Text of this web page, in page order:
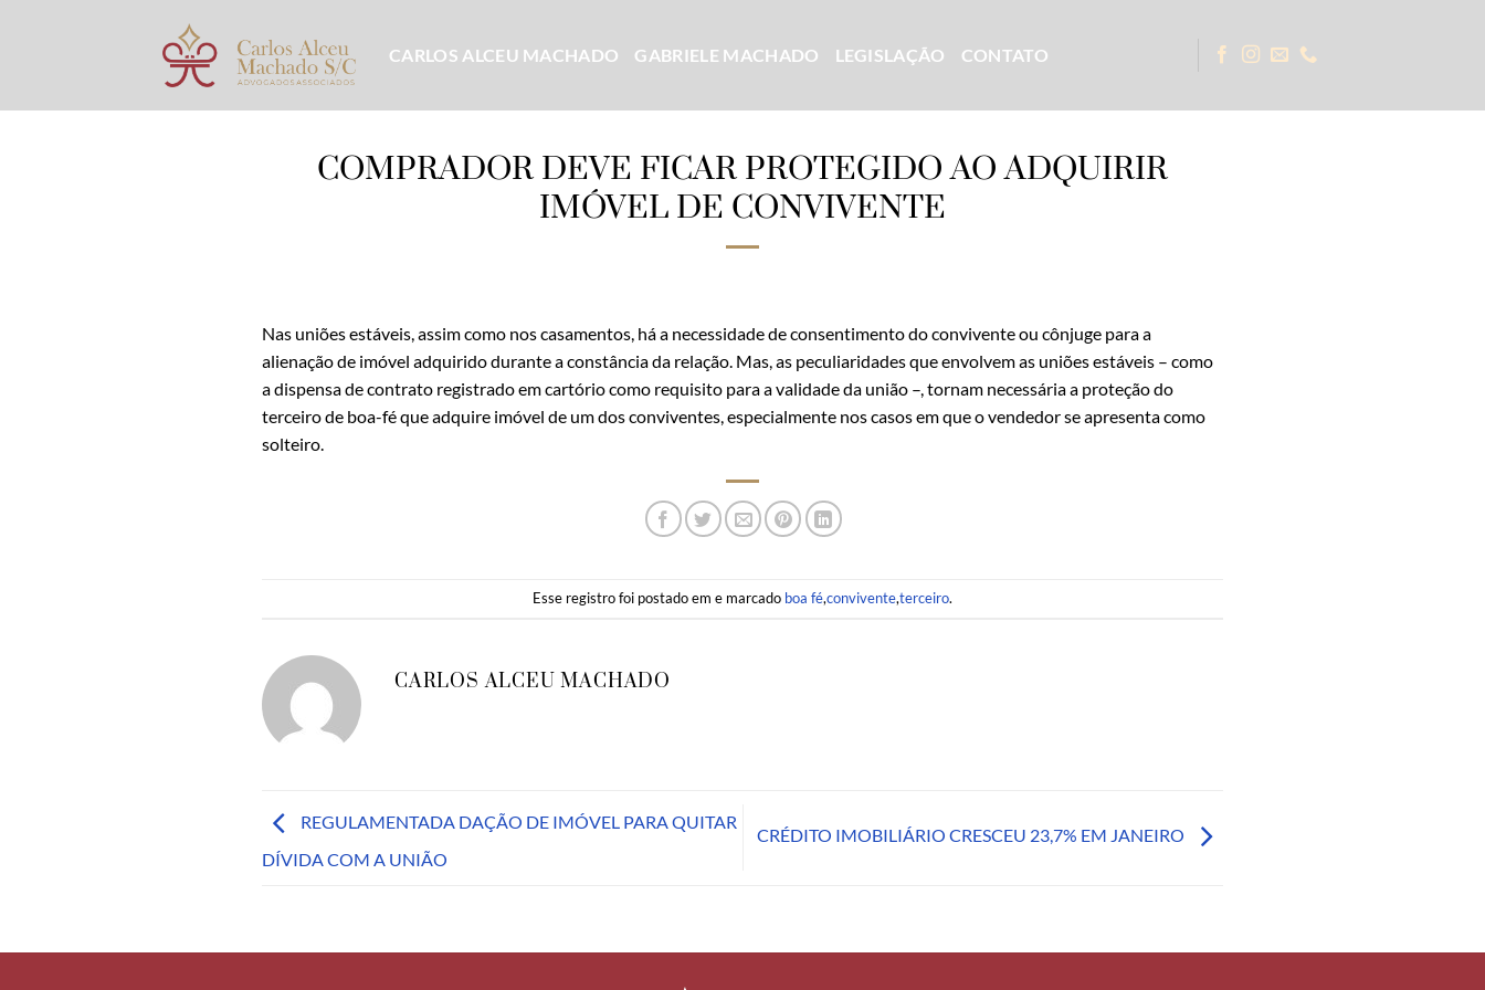
CARLOS ALCEU MACHADO GABRIELE MACHADO LEGISLAÇÃO CONTATO
COMPRADOR DEVE FICAR PROTEGIDO AO ADQUIRIR
IMÓVEL DE CONVIVENTE
Nas uniões estáveis, assim como nos casamentos, há a necessidade de consentimento do convivente ou cônjuge para a
alienação de imóvel adquirido durante a constância da relação. Mas, as peculiaridades que envolvem as uniões estáveis – como
a dispensa de contrato registrado em cartório como requisito para a validade da união –, tornam necessária a proteção do
terceiro de boa-fé que adquire imóvel de um dos conviventes, especialmente nos casos em que o vendedor se apresenta como
solteiro.
Esse registro foi postado em e marcado boa fé,convivente,terceiro.
CARLOS ALCEU MACHADO
REGULAMENTADA DAÇÃO DE IMÓVEL PARA QUITAR
DÍVIDA COM A UNIÃO
CRÉDITO IMOBILIÁRIO CRESCEU 23,7% EM JANEIRO